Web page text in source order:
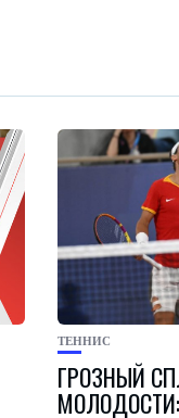
ТЕННИС
ГРОЗНЫЙ